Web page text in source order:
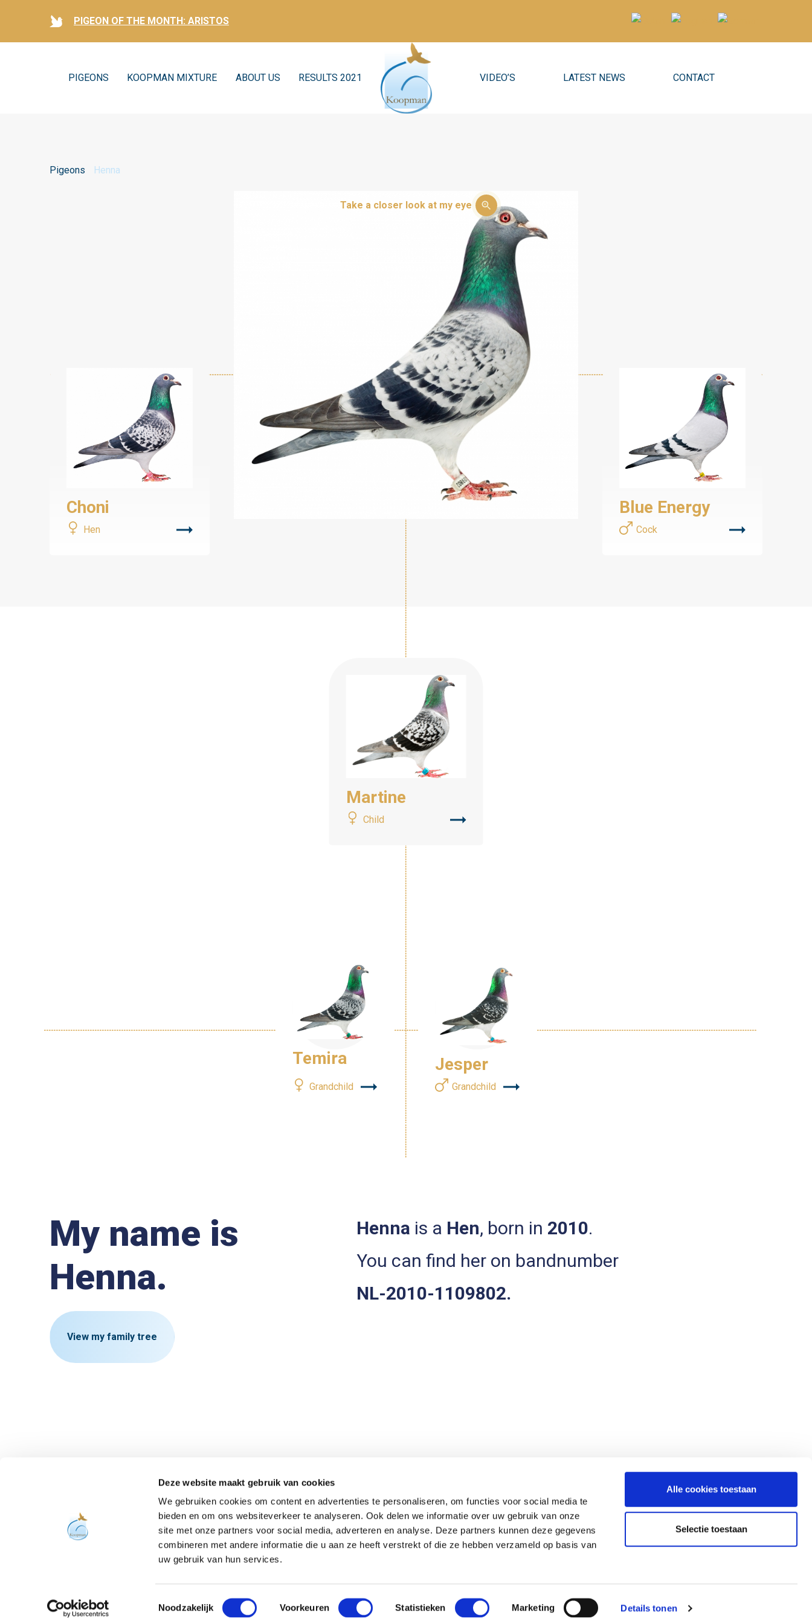
Deze website maakt gebruik van cookies
We gebruiken cookies om content en advertenties te personaliseren, om functies voor social media te
bieden en om ons websiteverkeer te analyseren. Ook delen we informatie over uw gebruik van onze
site met onze partners voor social media, adverteren en analyse. Deze partners kunnen deze gegevens
combineren met andere informatie die u aan ze heeft verstrekt of die ze hebben verzameld op basis van
uw gebruik van hun services.
Toestemmingsselectie
Noodzakelijk Voorkeuren Statistieken Marketing Details tonen
Alle cookies toestaan
Selectie toestaan
PIGEON OF THE MONTH: ARISTOS
PIGEONS KOOPMAN MIXTURE ABOUT US RESULTS 2021 VIDEO’S LATEST NEWS CONTACT
Pigeons Henna
Take a closer look at my eye
Choni
Hen
Blue Energy
Cock
Martine
Child
Temira
Grandchild
Jesper
Grandchild
My name is
Henna.
View my family tree
Henna is a Hen, born in 2010.
You can find her on bandnumber
NL-2010-1109802.
ABOUT GERARD KOOPMAN
OUR PIGEONS
LATEST NEWS
FOOD SCHEDULE
VIDEOS
Ermerveen 17